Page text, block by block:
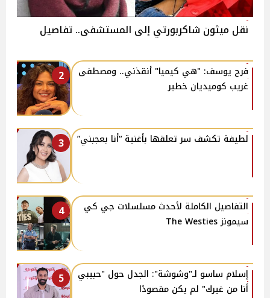
نقل ميثون شاكربورتي إلى المستشفى.. تفاصيل
2
فرح يوسف: "هي كيميا" أنقذني.. ومصطفى
غريب كوميديان خطير
3 لطيفة تكشف سر تعلقها بأغنية “أنا بعجبني”
4
التفاصيل الكاملة لأحدث مسلسلات جي كي
سيمونز The Westies
5
إسلام ساسو لـ"وشوشة": الجدل حول "حبيبي
أنا من غيرك" لم يكن مقصودًا